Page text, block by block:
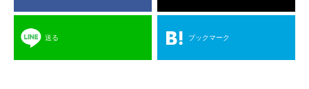
送る ブックマーク